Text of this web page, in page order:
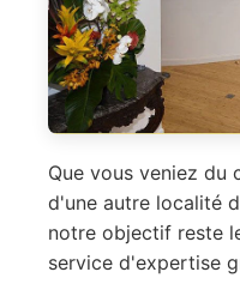
Que vous veniez du
d'une autre localité
notre objectif reste
service d'expertise